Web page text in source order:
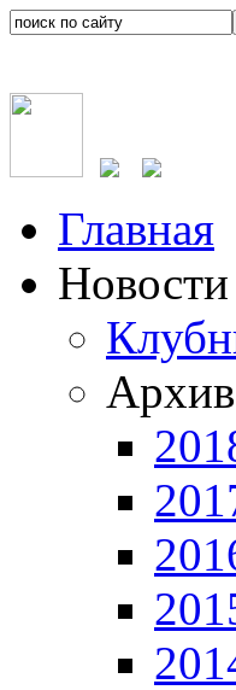
Главная
Новости